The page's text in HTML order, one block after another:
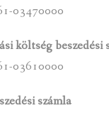
03470000
költség beszedési
03610000
számla